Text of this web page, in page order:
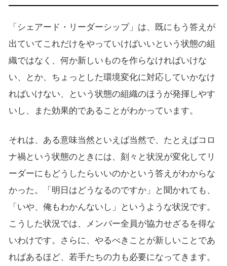
「シェアード・リーダーシップ」は、既にもう答えが
出ていてこれだけをやっていけばいいという状態の組
織ではなく、何か新しいものを作らなければいけな
い、とか、ちょっとした環境変化に対応していかなけ
ればいけない、という状態の組織のほうが発揮しやす
いし、また効果的であることがわかっています。
それは、ある意味当然といえば当然で、たとえばコロ
ナ禍という状態のときには、刻々と状況が変化してリ
ーダーにもどうしたらいいのかという答えがわからな
かった。「明日はどうなるのですか」と聞かれても、
「いや、俺もわかんないし」というような状況です。
こうした状況では、メンバー全員が協力せざるを得な
いわけです。さらに、やるべきことが新しいことであ
ればあるほど、若手たちの力も必要になってきます。